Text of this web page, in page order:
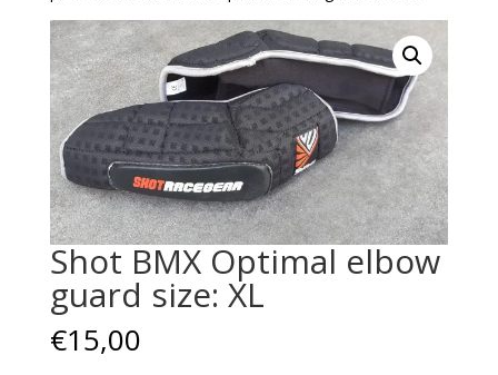
Shot BMX Optimal elbow
guard size: XL
€15,00